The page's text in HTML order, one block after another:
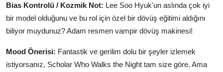
Bias Kontrolü / Kozmik Not: Lee Soo Hyuk'un aslında çok iyi
bir model olduğunu ve bu rol için özel bir dövüş eğitimi aldığını
biliyor muydunuz? Adam resmen vampir dövüş makinesi!
Mood Önerisi: Fantastik ve gerilim dolu bir şeyler izlemek
istiyorsanız, Scholar Who Walks the Night tam size göre. Ama